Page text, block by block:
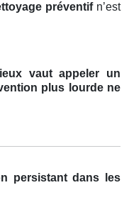
préventifn’est
vaut appeler un
plus lourde ne
persistant dans les